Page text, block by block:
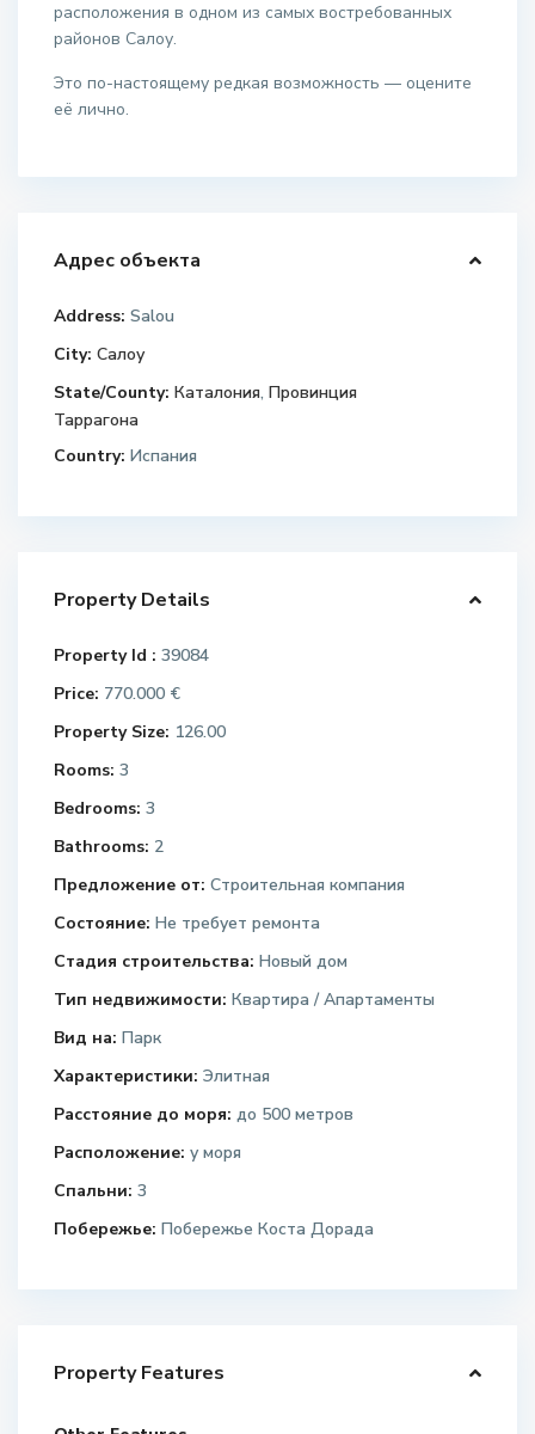
расположения в одном из самых востребованных
районов Салоу.
Это по-настоящему редкая возможность — оцените
её лично.
Адрес объекта
Address: Salou
City: Салоу
State/County: Каталония,Провинция
Таррагона
Country: Испания
Property Details
Property Id : 39084
Price: 770.000 €
Property Size: 126.00
Rooms: 3
Bedrooms: 3
Bathrooms: 2
Предложение от: Строительная компания
Состояние: Не требует ремонта
Стадия строительства: Новый дом
Тип недвижимости: Квартира / Апартаменты
Вид на: Парк
Характеристики: Элитная
Расстояние до моря: до 500 метров
Расположение: у моря
Спальни: 3
Побережье: Побережье Коста Дорада
Property Features